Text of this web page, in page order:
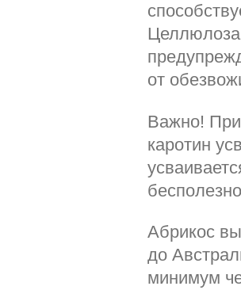
от
Важно!
каротин
Абрикос
до
минимум